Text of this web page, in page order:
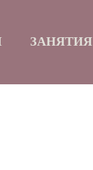
ЗАНЯТИЯ